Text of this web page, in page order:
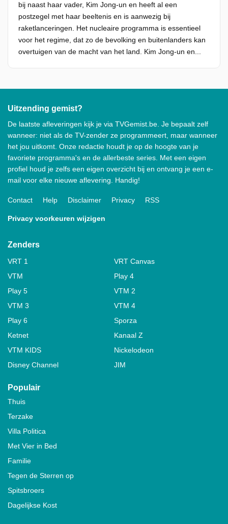
bij naast haar vader, Kim Jong-un en heeft al een
postzegel met haar beeltenis en is aanwezig bij
raketlanceringen. Het nucleaire programma is essentieel
voor het regime, dat zo de bevolking en buitenlanders kan
overtuigen van de macht van het land. Kim Jong-un en...
Uitzending gemist?
De laatste afleveringen kijk je via TVGemist.be. Je bepaalt zelf
wanneer: niet als de TV-zender ze programmeert, maar wanneer
het jou uitkomt. Onze redactie houdt je op de hoogte van je
favoriete programma's en de allerbeste series. Met een eigen
profiel houd je zelfs een eigen overzicht bij en ontvang je een e-
mail voor elke nieuwe aflevering. Handig!
Contact Help Disclaimer Privacy RSS
Privacy voorkeuren wijzigen
Zenders
VRT 1
VRT Canvas
VTM
Play 4
Play 5
VTM 2
VTM 3
VTM 4
Play 6
Sporza
Ketnet
Kanaal Z
VTM KIDS
Nickelodeon
Disney Channel
JIM
Populair
Thuis
Terzake
Villa Politica
Met Vier in Bed
Familie
Tegen de Sterren op
Spitsbroers
Dagelijkse Kost